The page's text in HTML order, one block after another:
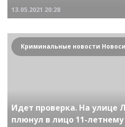
13.05.2021 20:28
Идет проверка. На улице
плюнул в лицо 11-